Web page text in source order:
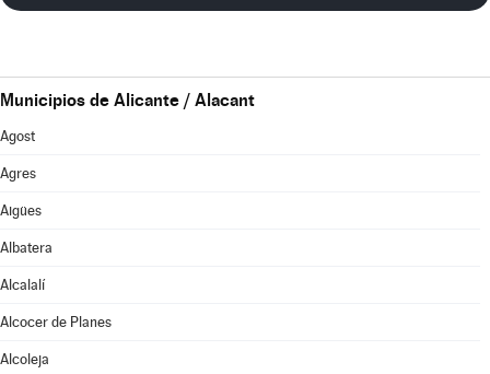
Municipios de Alicante / Alacant
Agost
Agres
Aigües
Albatera
Alcalalí
Alcocer de Planes
Alcoleja